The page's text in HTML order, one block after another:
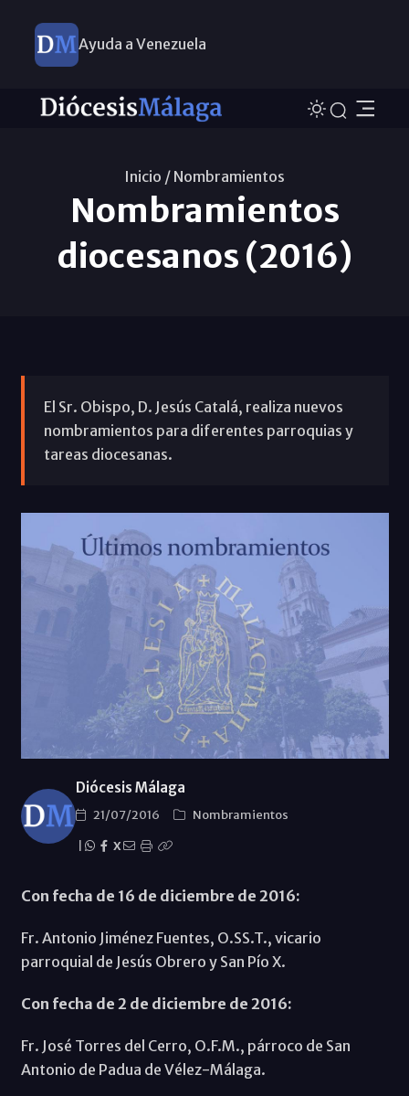
Ayuda a Venezuela
Inicio / Nombramientos
Nombramientos
diocesanos (2016)
El Sr. Obispo, D. Jesús Catalá, realiza nuevos
nombramientos para diferentes parroquias y
tareas diocesanas.
Diócesis Málaga
21/07/2016
Nombramientos
X
Con fecha de 16 de diciembre de 2016:
Fr. Antonio Jiménez Fuentes, O.SS.T., vicario
parroquial de Jesús Obrero y San Pío X.
Con fecha de 2 de diciembre de 2016:
Fr. José Torres del Cerro, O.F.M., párroco de San
Antonio de Padua de Vélez-Málaga.